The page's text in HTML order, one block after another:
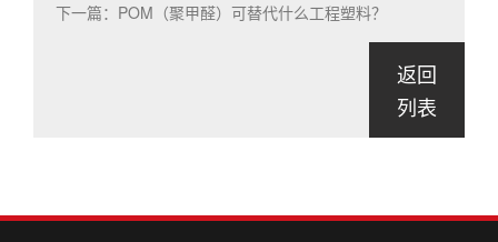
下一篇：POM（聚甲醛）可替代什么工程塑料？
返回
列表